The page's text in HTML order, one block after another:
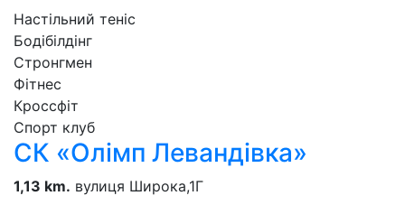
Настільний теніс
Бодібілдінг
Стронгмен
Фітнес
Кроссфіт
Спорт клуб
СК «Олімп Левандівка»
1,13 km. вулиця Широка,1Г